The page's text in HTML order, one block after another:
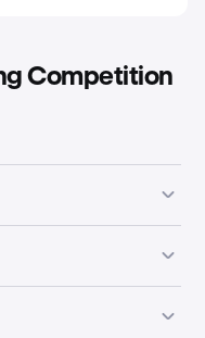
Competition
Payward, Inc., kendt
kunder, der er
af verden, hvor